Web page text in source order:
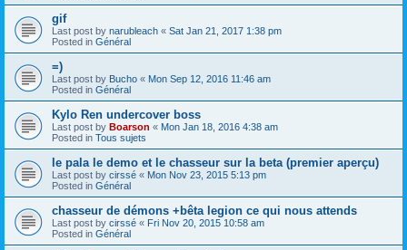
gif
Last post by narubleach « Sat Jan 21, 2017 1:38 pm
Posted in Général
=)
Last post by Bucho « Mon Sep 12, 2016 11:46 am
Posted in Général
Kylo Ren undercover boss
Last post by Boarson « Mon Jan 18, 2016 4:38 am
Posted in Tous sujets
le pala le demo et le chasseur sur la beta (premier aperçu)
Last post by cirssé « Mon Nov 23, 2015 5:13 pm
Posted in Général
chasseur de démons +bêta legion ce qui nous attends
Last post by cirssé « Fri Nov 20, 2015 10:58 am
Posted in Général